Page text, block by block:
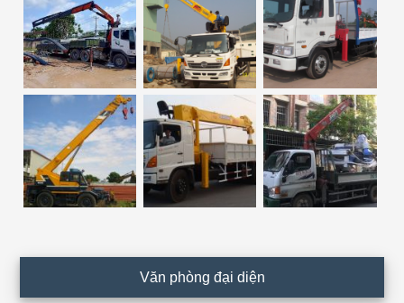
Văn phòng đại diện